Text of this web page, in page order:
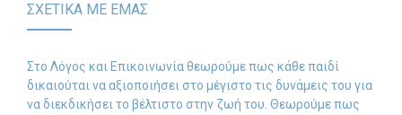
ΣΧΕΤΙΚΑ ΜΕ ΕΜΑΣ
Στο Λόγος και Επικοινωνία θεωρούμε πως κάθε παιδί
δικαιούται να αξιοποιήσει στο μέγιστο τις δυνάμεις του για
να διεκδικήσει το βέλτιστο στην ζωή του. Θεωρούμε πως